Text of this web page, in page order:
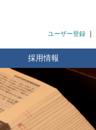
ユーザー登録｜
採用情報